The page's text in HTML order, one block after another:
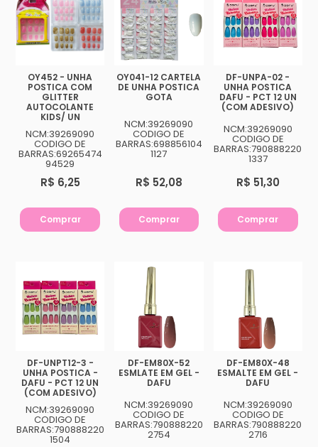
makbelachb@gmail.com
REDES SOCIAIS
OY452 - UNHA
POSTICA COM
GLITTER
AUTOCOLANTE
KIDS/ UN
NCM:39269090
CODIGO DE
BARRAS:69265474
94529
R$ 6,25
Comprar
OY041-12 CARTELA
DE UNHA POSTICA
GOTA
NCM:39269090
CODIGO DE
BARRAS:698856104
1127
R$ 52,08
Comprar
DF-UNPA-02 -
UNHA POSTICA
DAFU - PCT 12 UN
(COM ADESIVO)
NCM:39269090
CODIGO DE
BARRAS:790888220
1337
R$ 51,30
Comprar
DF-UNPT12-3 -
UNHA POSTICA -
DAFU - PCT 12 UN
(COM ADESIVO)
NCM:39269090
CODIGO DE
BARRAS:790888220
1504
DF-EM80X-52
ESMLATE EM GEL -
DAFU
NCM:39269090
CODIGO DE
BARRAS:790888220
2754
DF-EM80X-48
ESMALTE EM GEL -
DAFU
NCM:39269090
CODIGO DE
BARRAS:790888220
2716